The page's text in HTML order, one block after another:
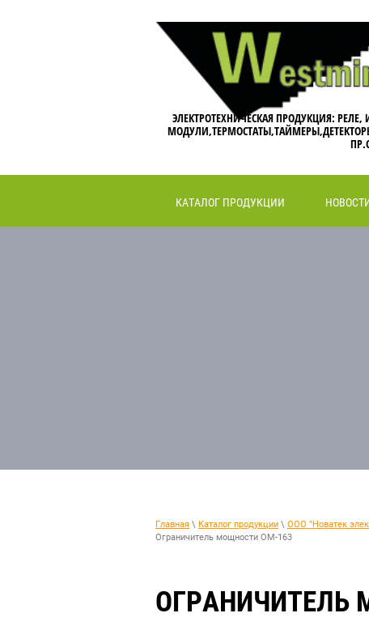
ЭЛЕКТРОТЕХНИЧЕСКАЯ ПРОДУКЦИЯ:
КАТАЛОГ ПРОДУКЦИИ
Главная \ Каталог продукции \ ООО "Новатек
Ограничитель мощности ОМ-163
ОГРАНИЧИТЕЛЬ